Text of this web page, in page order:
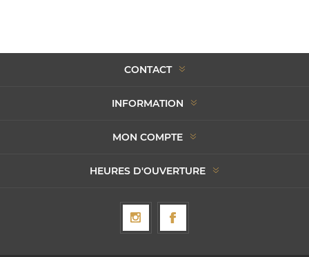
CONTACT
INFORMATION
MON COMPTE
HEURES D'OUVERTURE